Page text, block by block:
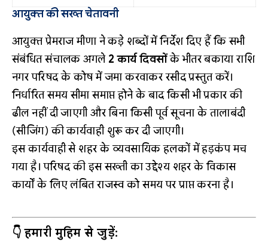
आयुक्त की सख्त चेतावनी
आयुक्त प्रेमराज मीणा ने कड़े शब्दों में निर्देश दिए हैं कि सभी
संबंधित संचालक अगले 2 कार्य दिवसोंके भीतर बकाया राशि
नगर परिषद के कोष में जमा करवाकर रसीद प्रस्तुत करें।
निर्धारित समय सीमा समाप्त होने के बाद किसी भी प्रकार की
ढील नहीं दी जाएगी और बिना किसी पूर्व सूचना के तालाबंदी
(सीजिंग) की कार्यवाही शुरू कर दी जाएगी।
इस कार्यवाही से शहर के व्यवसायिक हलकों में हड़कंप मच
गया है। परिषद की इस सख्ती का उद्देश्य शहर के विकास
कार्यों के लिए लंबित राजस्व को समय पर प्राप्त करना है।
👇 हमारी मुहिम से जुड़ें: